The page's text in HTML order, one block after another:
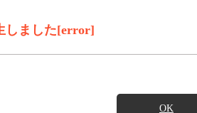
しました[error]
OK